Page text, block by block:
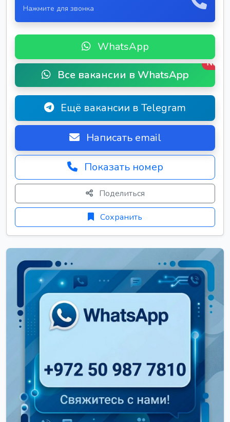
Нажмите для звонка
WhatsApp
Все вакансии в WhatsApp
New
Ещё вакансии в Telegram
Написать email
Показать номер
Поделиться
Сохранить